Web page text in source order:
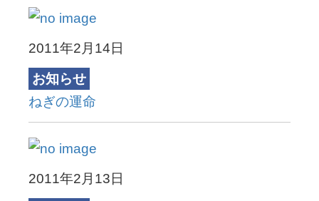
2011年2月14日
お知らせ
ねぎの運命
2011年2月13日